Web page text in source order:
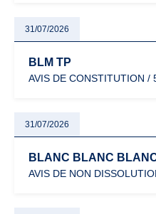
31/07/2026
BLM TP
AVIS DE CONSTITUTION /
31/07/2026
BLANC BLANC
AVIS DE NON